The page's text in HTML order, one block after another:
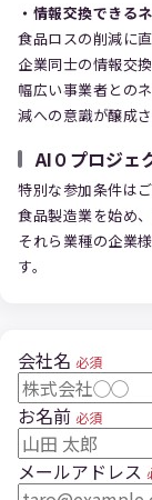
・情報交換できる
食品ロスの削減に
企業同士の情報交
幅広い事業者との
減への意識が醸成
AI０プロジェ
特別な参加条件はご
食品製造業を始め
それら業種の企業
す。
会社名 必須
お名前 必須
メールアドレス